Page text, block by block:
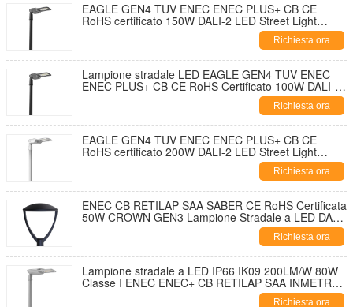
EAGLE GEN4 TUV ENEC ENEC PLUS+ CB CE
RoHS certificato 150W DALI-2 LED Street Light
195lm/W Con 7 PIN NEMA Socket Shorting Cap e
10KV SPD Disegno di apertura e autopulizia senza
utensili
Richiesta ora
Lampione stradale LED EAGLE GEN4 TUV ENEC
ENEC PLUS+ CB CE RoHS Certificato 100W DALI-2
195lm/W Con presa NEMA a 7 pin, tappo di chiusura
e SPD da 10KV Design ad apertura senza attrezzi e
autopulente
Richiesta ora
EAGLE GEN4 TUV ENEC ENEC PLUS+ CB CE
RoHS certificato 200W DALI-2 LED Street Light
195lm/W Con 7 PIN NEMA Socket Shorting Cap e
10KV SPD Disegno di apertura e autopulizia senza
utensili
Richiesta ora
ENEC CB RETILAP SAA SABER CE RoHS Certificata
50W CROWN GEN3 Lampione Stradale a LED DALI
Lampione Stradale Urbano Lampione da Giardino
INMETRO IP66 Design con Apertura Senza Attrezzi
Richiesta ora
Lampione stradale a LED IP66 IK09 200LM/W 80W
Classe I ENEC ENEC+ CB RETILAP SAA INMETRO
Certificato Zhaga-D4i Garanzia 10 Anni Illuminazione
Richiesta ora